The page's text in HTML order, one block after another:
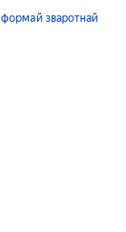
формай зваротнай